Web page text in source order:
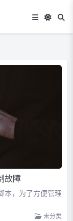
故障
本，为了方便管理
未分类